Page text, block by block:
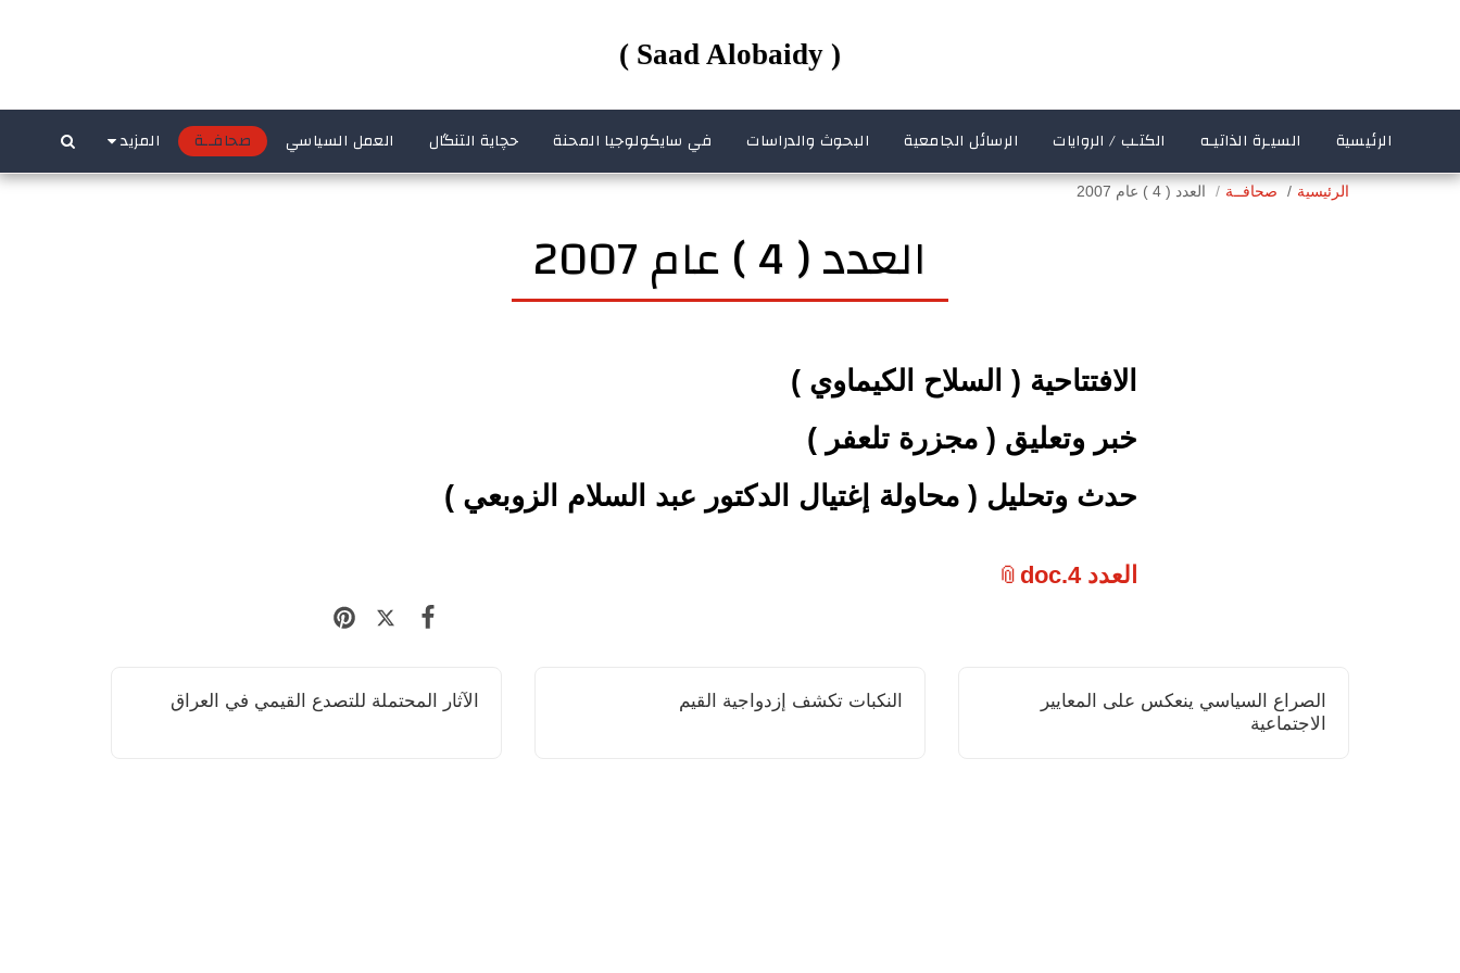
( Saad Alobaidy )
الرئيسية السيـرة الذاتيـه الكتـب / الروايات الرسائل الجامعية البحوث والدراسات في سايكولوجيا المحنة حچاية التنگال العمل السياسي صحافــة المزيد
الرئيسية صحافــة العدد ( 4 ) عام 2007
العدد ( 4 ) عام 2007
الافتتاحية ( السلاح الكيماوي )
خبر وتعليق ( مجزرة تلعفر )
حدث وتحليل ( محاولة إغتيال الدكتور عبد السلام الزوبعي )
العدد 4.doc
الصراع السياسي ينعكس على المعايير
الاجتماعية
النكبات تكشف إزدواجية القيم الآثار المحتملة للتصدع القيمي في العراق